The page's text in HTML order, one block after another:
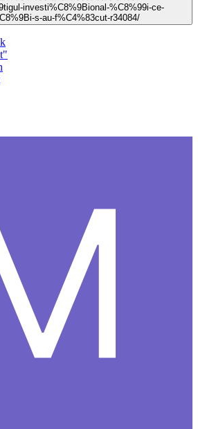
investi%C8%9Bional-%C8%99i-ce-
s-au-f%C4%83cut-r34084/